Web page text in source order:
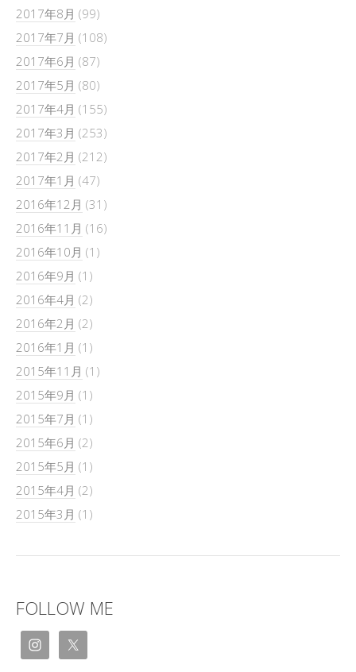
2017年8月 (99)
2017年7月 (108)
2017年6月 (87)
2017年5月 (80)
2017年4月 (155)
2017年3月 (253)
2017年2月 (212)
2017年1月 (47)
2016年12月 (31)
2016年11月 (16)
2016年10月 (1)
2016年9月 (1)
2016年4月 (2)
2016年2月 (2)
2016年1月 (1)
2015年11月 (1)
2015年9月 (1)
2015年7月 (1)
2015年6月 (2)
2015年5月 (1)
2015年4月 (2)
2015年3月 (1)
FOLLOW ME